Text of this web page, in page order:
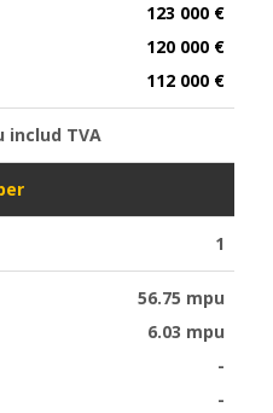
123 000 €
120 000 €
112 000 €
includ TVA
1
56.75 mpu
6.03 mpu
-
-